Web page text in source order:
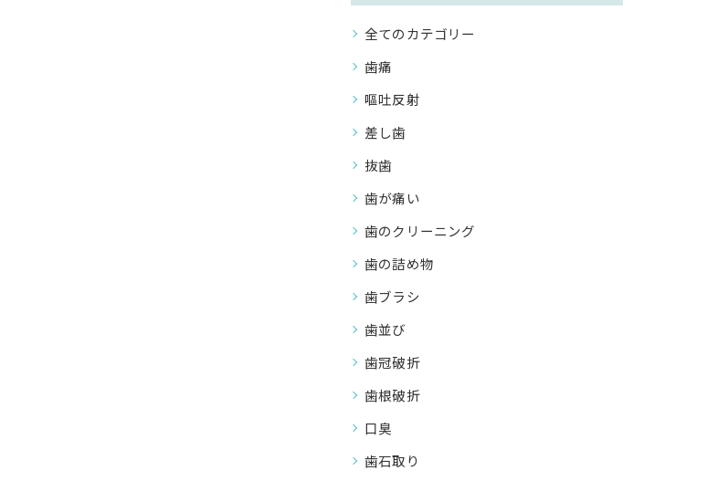
全てのカテゴリー
歯痛
嘔吐反射
差し歯
抜歯
歯が痛い
歯のクリーニング
歯の詰め物
歯ブラシ
歯並び
歯冠破折
歯根破折
口臭
歯石取り